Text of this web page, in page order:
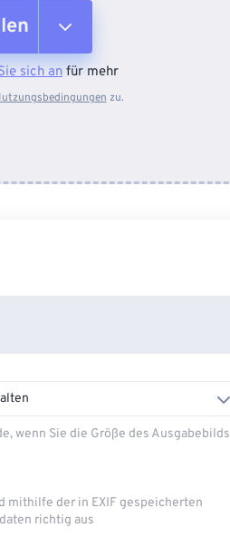
sich an für mehr
zu.
wenn Sie die Größe des Ausgabebilds
mithilfe der in EXIF ​​gespeicherten
richtig aus